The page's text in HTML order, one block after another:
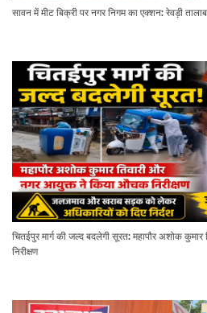
सावन में मीट बिक्री पर नगर निगम का एक्शन: रेवड़ी
चितईपुर मार्ग की जल्द बदलेगी सूरत: महापौर अशोक
निरीक्षण